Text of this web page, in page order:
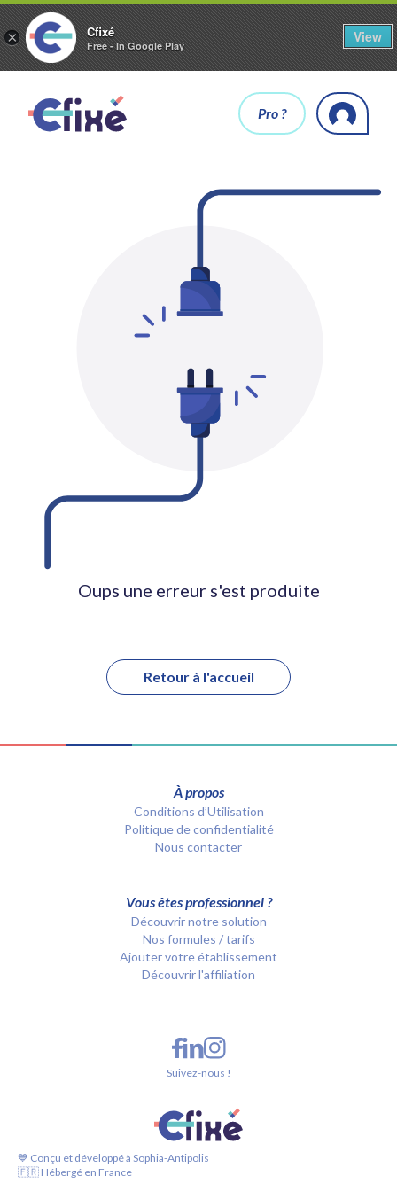
× Cfixé
Free - In Google Play
View
Pro ?
Oups une erreur s'est produite
Retour à l'accueil
À propos
Conditions d’Utilisation
Politique de confidentialité
Nous contacter
Vous êtes professionnel ?
Découvrir notre solution
Nos formules / tarifs
Ajouter votre établissement
Découvrir l'affiliation
💙 Conçu et développé à Sophia-Antipolis
🇫🇷 Hébergé en France
Suivez-nous !